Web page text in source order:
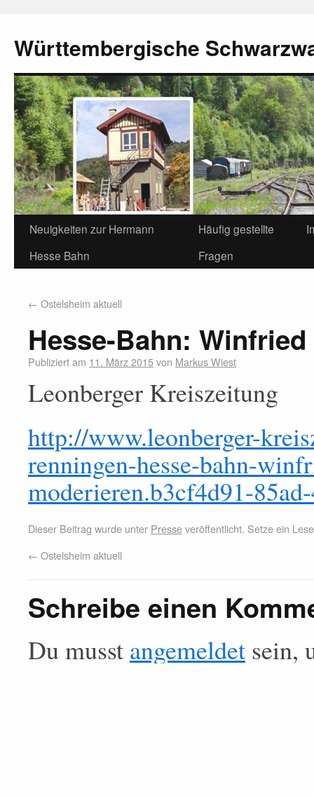
Württembergische
Neuigkeiten zur Hermann
Hesse Bahn
Häufig gestellte
Fragen
← Ostelsheim aktuell
Hesse-Bahn:
Publiziert am 11. März 2015von Markus Wiest
Leonberger Kreiszeitung
http://www.leonberger-
renningen-hesse-bahn-
moderieren.b3cf4d91-
Dieser Beitrag wurde unter Presseveröffentlicht. Setze ein
← Ostelsheim aktuell
Schreibe einen
Du musst angemeldet sein,